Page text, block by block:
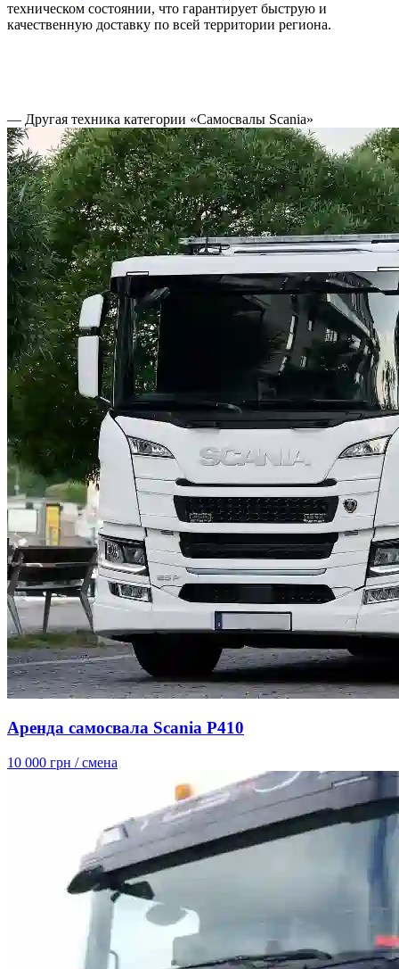
техническом состоянии, что гарантирует быструю и
качественную доставку по всей территории региона.
— Другая техника категории «Самосвалы Scania»
Аренда самосвала Scania P410
10 000 грн / смена